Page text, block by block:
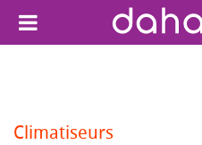
Climatiseurs